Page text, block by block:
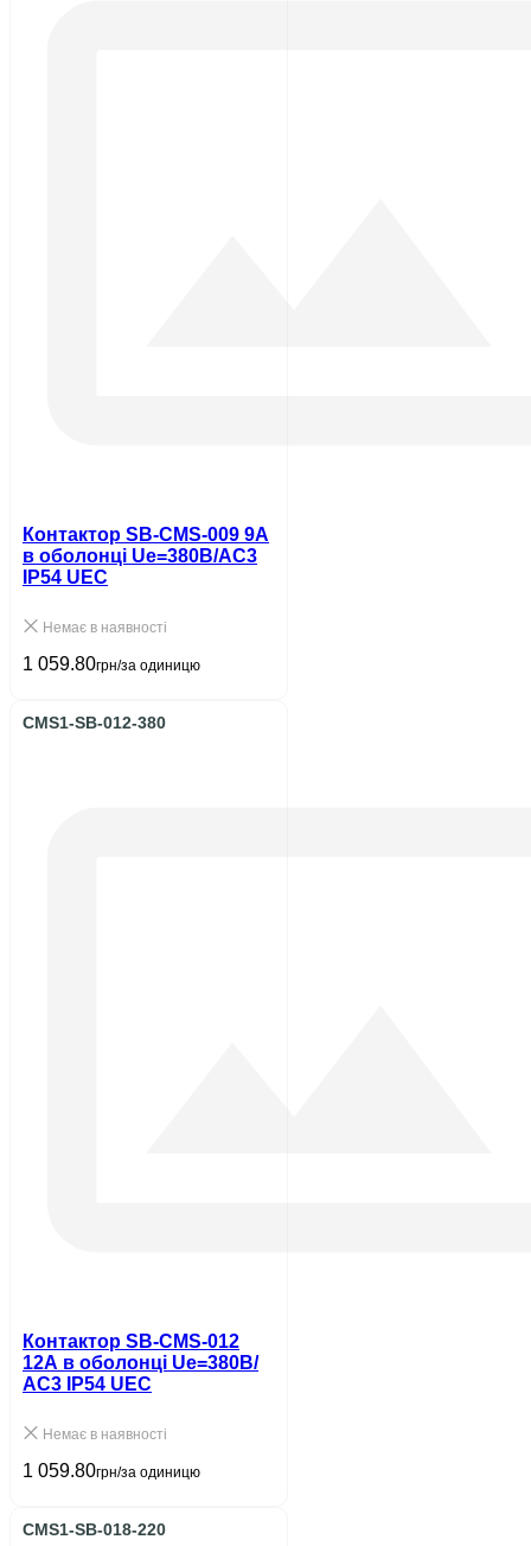
Контактор SB-CMS-009 9A
в оболонці Ue=380В/АС3
IP54 UEC
Немає в наявності
1 059.80грн/за одиницю
CMS1-SB-012-380
Контактор SB-CMS-012
12A в оболонці Ue=380В/
АС3 IP54 UEC
Немає в наявності
1 059.80грн/за одиницю
CMS1-SB-018-220